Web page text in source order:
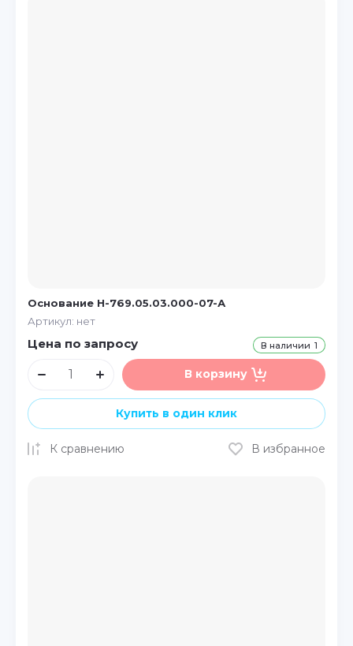
Основание Н-769.05.03.000-07-А
Артикул: нет
В наличии 1
Цена по запросу
В корзину
Купить в один клик
К сравнению В избранное